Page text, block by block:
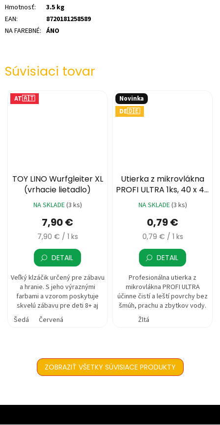
Súvisiaci tovar
AT🇦🇹
TOY LINO Wurfgleiter XL
(vrhacie lietadlo)
NA SKLADE(3 ks)
7,90 €
Jednotková
7,90 € / 1 ks
DETAIL
Veľký klzáčik určený pre zábavu
a hranie. S jeho výraznými
farbami a vzorom poskytuje
skvelú zábavu pre deti 8+ aj
dospelých.
Šedá Červená
Novinka
DE🇩🇪
Utierka z mikrovlákna
PROFI ULTRA 1ks, 40 x 40
cm (3 farby)
NA SKLADE(3 ks)
0,79 €
Jednotková
0,79 € / 1 ks
DETAIL
Profesionálna utierka z
mikrovlákna PROFI ULTRA
účinne čistí a leští povrchy bez
šmúh, prachu a zbytkov vody.
Žltá
ZOBRAZIŤ VŠETKY SÚVISIACE PRODUKTY
Hmotnosť:
3.5 kg
EAN:
8720181258589
NA FAREBNÉ: ÁNO
Z